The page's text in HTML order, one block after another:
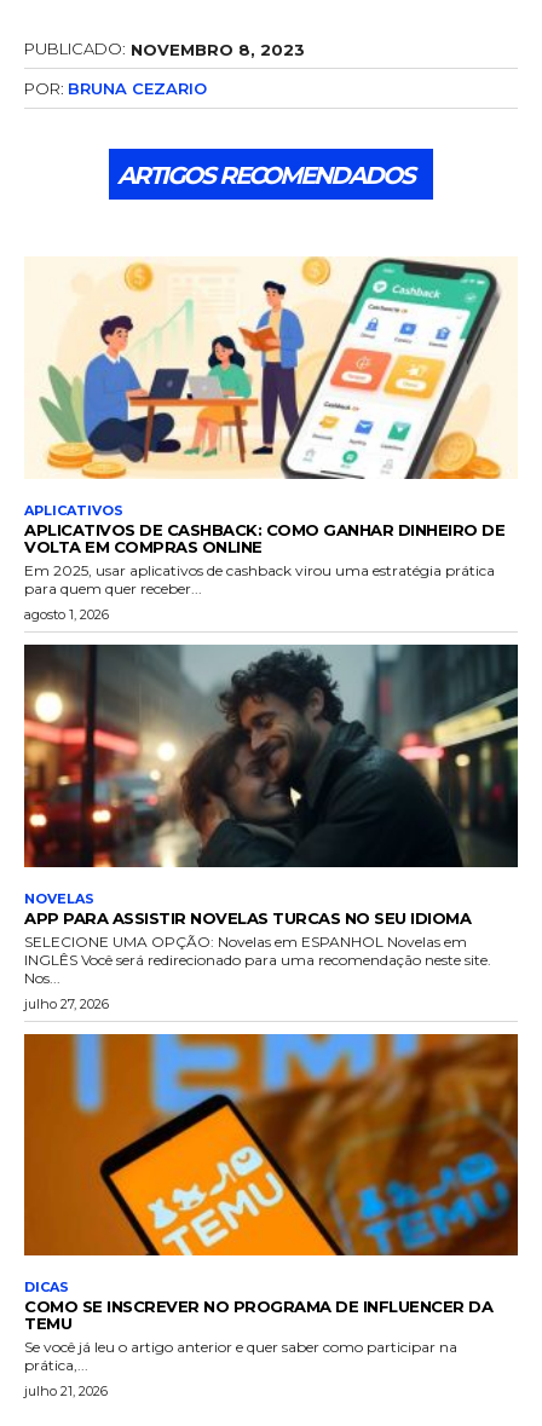
PUBLICADO: NOVEMBRO 8, 2023
POR: BRUNA CEZARIO
ARTIGOS RECOMENDADOS
APLICATIVOS
APLICATIVOS DE CASHBACK: COMO GANHAR DINHEIRO DE
VOLTA EM COMPRAS ONLINE
Em 2025, usar aplicativos de cashback virou uma estratégia prática
para quem quer receber...
agosto 1, 2026
NOVELAS
APP PARA ASSISTIR NOVELAS TURCAS NO SEU IDIOMA
SELECIONE UMA OPÇÃO: Novelas em ESPANHOL Novelas em
INGLÊS Você será redirecionado para uma recomendação neste site.
Nos...
julho 27, 2026
DICAS
COMO SE INSCREVER NO PROGRAMA DE INFLUENCER DA
TEMU
Se você já leu o artigo anterior e quer saber como participar na
prática,...
julho 21, 2026